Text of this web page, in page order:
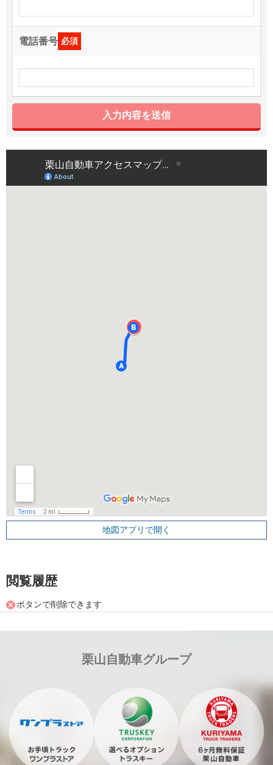
電話番号 必須
入力内容を送信
地図アプリで開く
閲覧履歴
ボタンで削除できます
栗山自動車グループ